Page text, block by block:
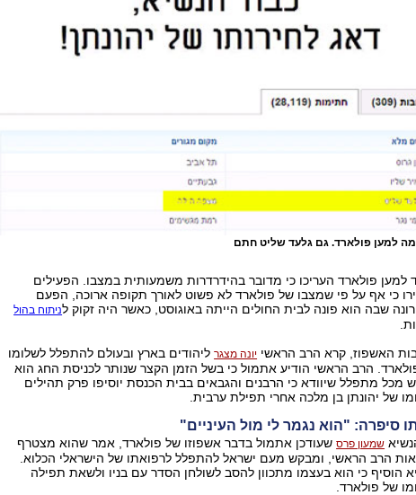
למען פולארד. גם גלעד שליט חתם
למען פולארד העריכו כי מדובר בהידרדרות משמעותית במצבו. הפעילים
כי אף על פי שמצבו של פולארד לא פשוט לאורך תקופה ארוכה, הפעם
שבה הוא פונה לבית החולים הייתה באוגוסט, כאשר היה זקוק לניתוח בהול
האשפוז, קרא הרב הראשי יונה מצגרליהודים בארץ ובעולם להתפלל לשלומו
הרב הראשי הודיע אתמול כי בשל הזמן הקצר שנותר לכניסת החג הוא
מכל מתפלל שיוודא כי הרבנים והגבאים בבית הכנסת יוסיפו פרק תהילים
של יהונתן בן מלכה אחרי תפילת ערבית.
סיפרה: "הוא נגמר לי מול העיניים"
שמעון פרסשעודכן אתמול בדבר אשפוזו של פולארד, אמר שהוא מצטרף
הרב הראשי, ומבקש מעם ישראל להתפלל לרפואתו של הישראלי הכלוא.
הוסיף כי הוא בעצמו מתכוון להסב לשולחן הסדר עם בניו ולשאת תפילה
של פולארד.